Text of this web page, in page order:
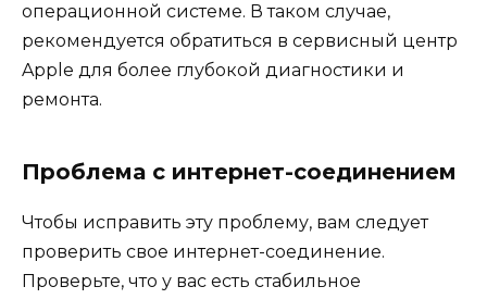
операционной системе. В таком случае,
рекомендуется обратиться в сервисный центр
Apple для более глубокой диагностики и
ремонта.
Проблема с интернет-соединением
Чтобы исправить эту проблему, вам следует
проверить свое интернет-соединение.
Проверьте, что у вас есть стабильное